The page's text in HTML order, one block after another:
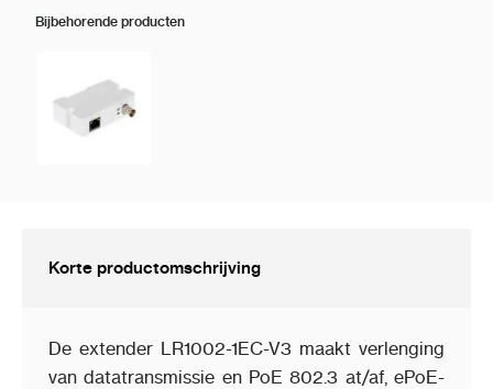
Bijbehorende producten
Korte productomschrijving
De extender LR1002-1EC-V3 maakt verlenging
van datatransmissie en PoE 802.3 at/af, ePoE-